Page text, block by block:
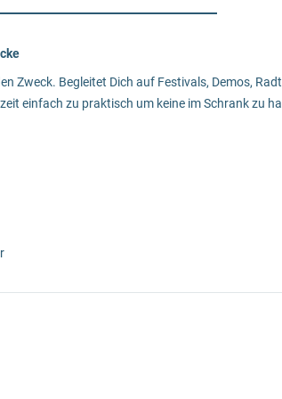
Zweck. Begleitet Dich auf Festivals, Demos,
einfach zu praktisch um keine im Schrank zu